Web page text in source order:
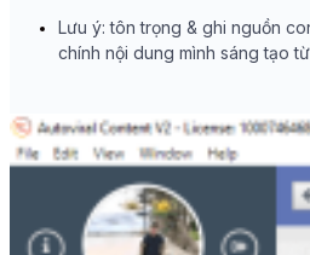
Lưu ý: tôn trọng & ghi nguồn
chính nội dung mình sáng tạo